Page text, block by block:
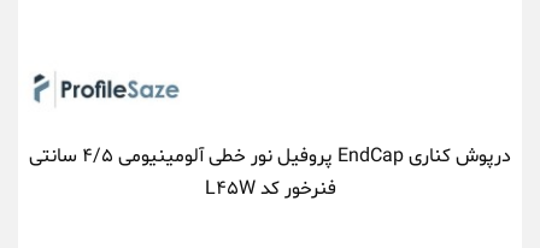
درپوش کناری EndCap پروفیل نور خطی آلومینیومی ۴/۵ سانتی
فنرخور کد L۴۵W